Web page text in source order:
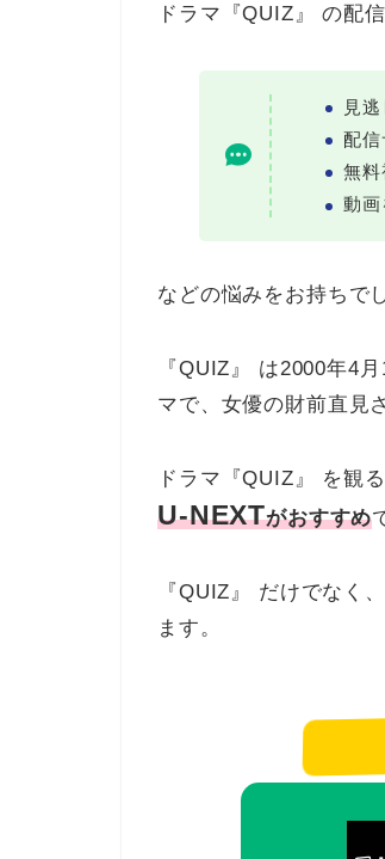
ドラマ『QUIZ』 の配
見
配信
無料
動画
などの悩みをお持ちで
『QUIZ』 は2000年4
マで、女優の財前直見
ドラマ『QUIZ』 を観
U-NEXTがおすすめ
『QUIZ』 だけでなく
ます。